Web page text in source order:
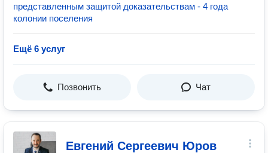
представленным защитой доказательствам - 4 года
колонии поселения
Ещё 6 услуг
Позвонить Чат
Евгений Сергеевич Юров